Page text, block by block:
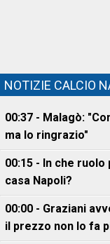
NOTIZIE CALCIO
00:37 - Malagò:
ma lo ringrazio"
00:15 - In che
casa Napoli?
00:00 - Graziani
il prezzo non lo fa